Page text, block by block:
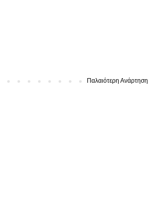
Παλαιότερη Ανάρτηση